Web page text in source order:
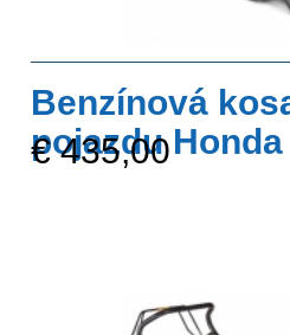
Benzínová
pojazdu Honda
€ 435,00